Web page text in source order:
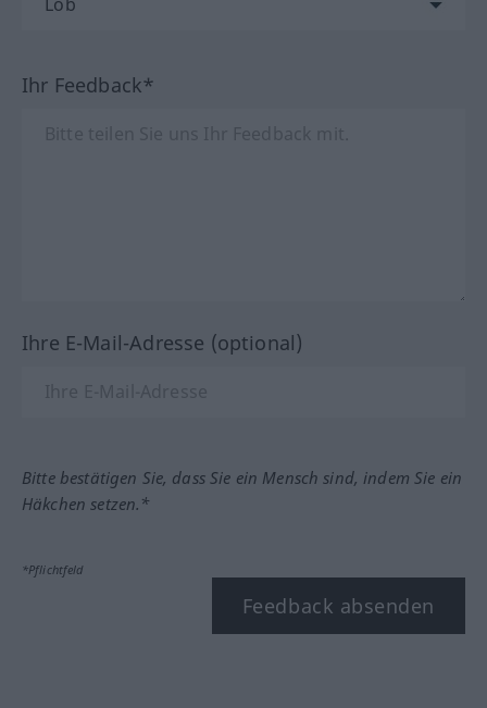
Ihr Feedback*
Ihre E-Mail-Adresse (optional)
Bitte bestätigen Sie, dass Sie ein Mensch sind, indem Sie ein
Häkchen setzen.*
*Pflichtfeld
Feedback absenden